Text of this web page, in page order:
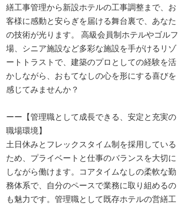
繕工事管理から新設ホテルの工事調整まで、お
客様に感動と安らぎを届ける舞台裏で、あなた
の技術が光ります。 高級会員制ホテルやゴルフ
場、シニア施設など多彩な施設を手がけるリゾ
ートトラストで、建築のプロとしての経験を活
かしながら、おもてなしの心を形にする喜びを
感じてみませんか？
ーー【管理職として成長できる、安定と充実の
職場環境】
土日休みとフレックスタイム制を採用している
ため、プライベートと仕事のバランスを大切に
しながら働けます。コアタイムなしの柔軟な勤
務体系で、自分のペースで業務に取り組めるの
も魅力です。管理職として既存ホテルの営繕工